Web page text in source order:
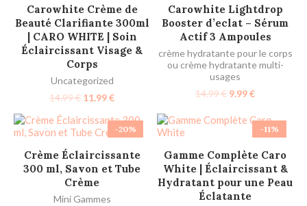
AJOUTER AU PANIER
Carowhite Crème de
Beauté Clarifiante 300ml
| CARO WHITE | Soin
Éclaircissant Visage &
Corps
Uncategorized
14.99€ 11.99€
AJOUTER AU PANIER
​Carowhite Lightdrop
Booster d’eclat – Sérum
Actif 3 Ampoules​
crème hydratante pour le corps
ou crème hydratante multi-
usages
14.99€ 9.99€
-20%
AJOUTER AU PANIER
Crème Éclaircissante
300 ml, Savon et Tube
Crème
Mini Gammes
-11%
AJOUTER AU PANIER
Gamme Complète Caro
White | Éclaircissant &
Hydratant pour une Peau
Éclatante